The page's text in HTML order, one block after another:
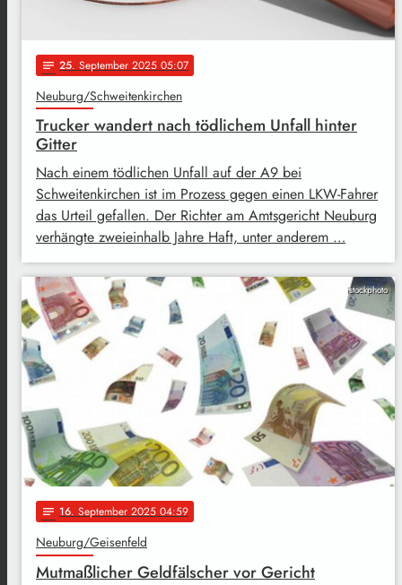
notes 25. September 2025 05:07
Neuburg/Schweitenkirchen
Trucker wandert nach tödlichem Unfall hinter
Gitter
Nach einem tödlichen Unfall auf der A9 bei
Schweitenkirchen ist im Prozess gegen einen LKW-Fahrer
das Urteil gefallen. Der Richter am Amtsgericht Neuburg
verhängte zweieinhalb Jahre Haft, unter anderem …
istockphoto
notes 16. September 2025 04:59
Neuburg/Geisenfeld
Mutmaßlicher Geldfälscher vor Gericht